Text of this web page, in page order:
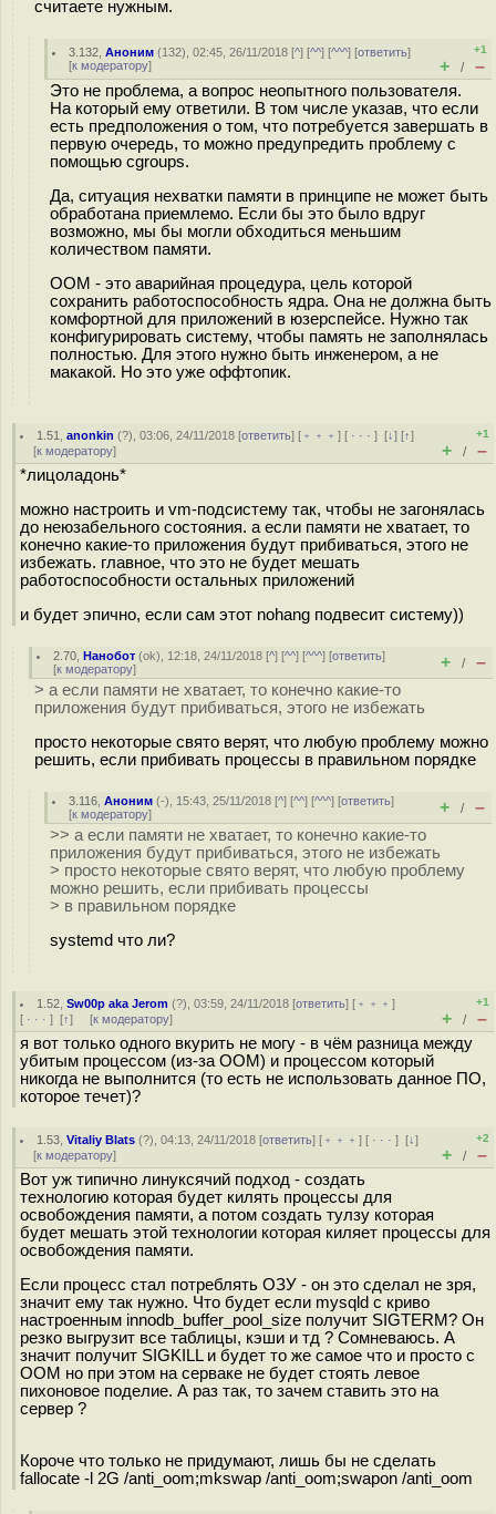
считаете нужным.
3.132 ,Аноним (132), 02:45, 26/11/2018 [^] [^^] [^^^] [ответить]
[к модератору]
+1
+ / –
Это не проблема, а вопрос неопытного пользователя.
На который ему ответили. В том числе указав, что если
есть предположения о том, что потребуется завершать в
первую очередь, то можно предупредить проблему с
помощью cgroups.
Да, ситуация нехватки памяти в принципе не может быть
обработана приемлемо. Если бы это было вдруг
возможно, мы бы могли обходиться меньшим
количеством памяти.
OOM - это аварийная процедура, цель которой
сохранить работоспособность ядра. Она не должна быть
комфортной для приложений в юзерспейсе. Нужно так
конфигурировать систему, чтобы память не заполнялась
полностью. Для этого нужно быть инженером, а не
макакой. Но это уже оффтопик.
1.51 ,anonkin (?), 03:06, 24/11/2018 [ответить] [ ﹢﹢﹢] [ · · ·][↓] [↑]
[к модератору]
+1
+ / –
*лицоладонь*
можно настроить и vm-подсистему так, чтобы не загонялась
до неюзабельного состояния. а если памяти не хватает, то
конечно какие-то приложения будут прибиваться, этого не
избежать. главное, что это не будет мешать
работоспособности остальных приложений
и будет эпично, если сам этот nohang подвесит систему))
2.70 ,Нанобот (ok), 12:18, 24/11/2018 [^] [^^] [^^^] [ответить]
[к модератору] + / –
> а если памяти не хватает, то конечно какие-то
приложения будут прибиваться, этого не избежать
просто некоторые свято верят, что любую проблему можно
решить, если прибивать процессы в правильном порядке
3.116 ,Аноним (-), 15:43, 25/11/2018 [^] [^^] [^^^] [ответить]
[к модератору] + / –
>> а если памяти не хватает, то конечно какие-то
приложения будут прибиваться, этого не избежать
> просто некоторые свято верят, что любую проблему
можно решить, если прибивать процессы
> в правильном порядке
systemd что ли?
1.52 ,Sw00p aka Jerom (?), 03:59, 24/11/2018 [ответить] [ ﹢﹢﹢]
[ · · · ] [↑] [к модератору]
+1
+ / –
я вот только одного вкурить не могу - в чём разница между
убитым процессом (из-за ООМ) и процессом который
никогда не выполнится (то есть не использовать данное ПО,
которое течет)?
1.53 ,Vitaliy Blats (?), 04:13, 24/11/2018 [ответить] [ ﹢﹢﹢] [ · · ·][↓]
[к модератору]
+2
+ / –
Вот уж типично линуксячий подход - создать
технологию которая будет килять процессы для
освобождения памяти, а потом создать тулзу которая
будет мешать этой технологии которая киляет процессы для
освобождения памяти.
Если процесс стал потреблять ОЗУ - он это сделал не зря,
значит ему так нужно. Что будет если mysqld с криво
настроенным innodb_buffer_pool_size получит SIGTERM? Он
резко выгрузит все таблицы, кэши и тд ? Сомневаюсь. А
значит получит SIGKILL и будет то же самое что и просто с
OOM но при этом на серваке не будет стоять левое
пихоновое поделие. А раз так, то зачем ставить это на
сервер ?
Короче что только не придумают, лишь бы не сделать
fallocate -l 2G /anti_oom;mkswap /anti_oom;swapon /anti_oom